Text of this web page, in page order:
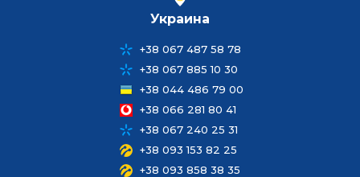
Украина
+38 067 487 58 78
+38 067 885 10 30
+38 044 486 79 00
+38 066 281 80 41
+38 067 240 25 31
+38 093 153 82 25
+38 093 858 38 35